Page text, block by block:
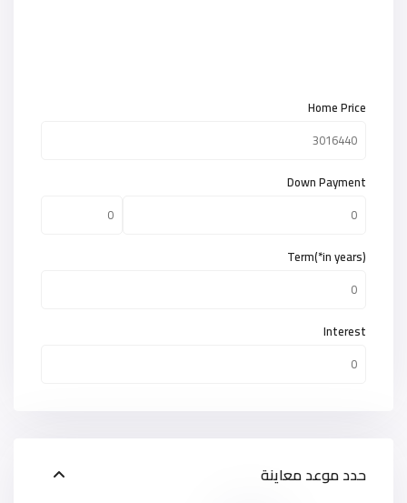
Home Price
Down Payment
Term(*in years)
Interest
حدد موعد معاينة